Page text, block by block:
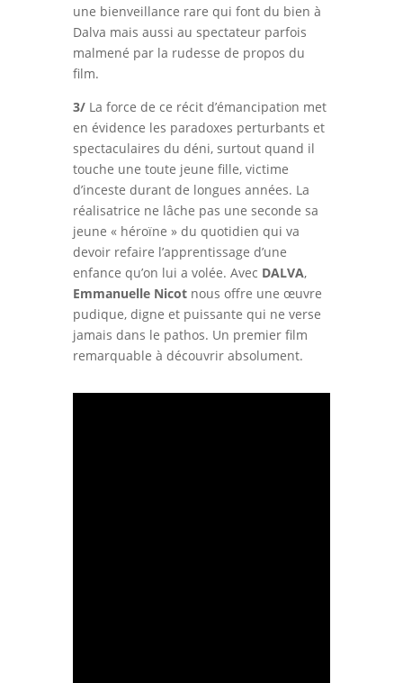
une bienveillance rare qui font du bien à
Dalva mais aussi au spectateur parfois
malmené par la rudesse de propos du
film.
3/ La force de ce récit d’émancipation met
en évidence les paradoxes perturbants et
spectaculaires du déni, surtout quand il
touche une toute jeune fille, victime
d’inceste durant de longues années. La
réalisatrice ne lâche pas une seconde sa
jeune « héroïne » du quotidien qui va
devoir refaire l’apprentissage d’une
enfance qu’on lui a volée. Avec DALVA,
Emmanuelle Nicotnous offre une œuvre
pudique, digne et puissante qui ne verse
jamais dans le pathos. Un premier film
remarquable à découvrir absolument.